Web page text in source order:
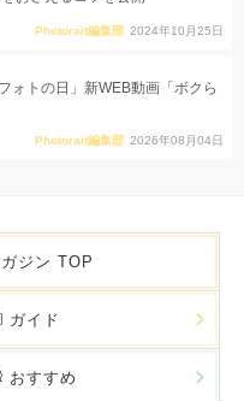
Photorait編集部 2024年10月25日
ォトの日」新WEB動画「ボクら
Photorait編集部 2026年08月04日
ジン TOP
ガイド
おすすめ